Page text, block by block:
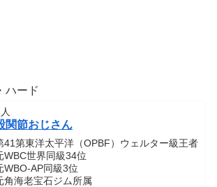
ハード
関節おじさん
41第東洋太平洋（OPBF）ウェルター級王者
WBC世界同級34位
WBO-AP同級3位
角海老宝石ジム所属